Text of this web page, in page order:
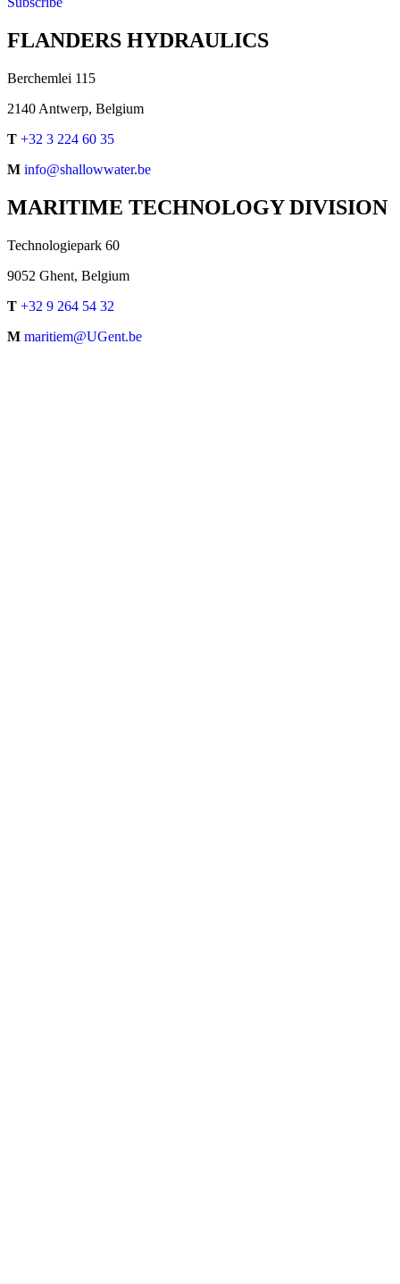
FLANDERS HYDRAULICS
Berchemlei 115
2140 Antwerp, Belgium
T +32 3 224 60 35
M info@shallowwater.be
MARITIME TECHNOLOGY DIVISION
Technologiepark 60
9052 Ghent, Belgium
T +32 9 264 54 32
M maritiem@UGent.be